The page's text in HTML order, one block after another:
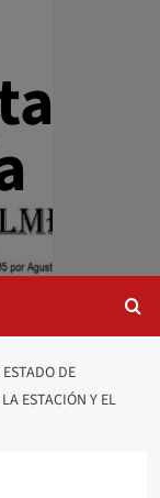
DE
ESTACIÓN Y EL